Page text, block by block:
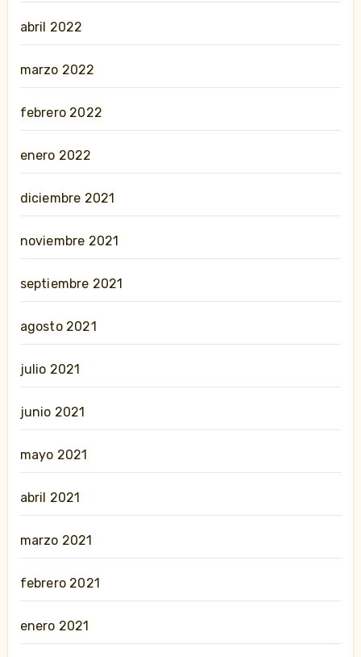
abril 2022
marzo 2022
febrero 2022
enero 2022
diciembre 2021
noviembre 2021
septiembre 2021
agosto 2021
julio 2021
junio 2021
mayo 2021
abril 2021
marzo 2021
febrero 2021
enero 2021